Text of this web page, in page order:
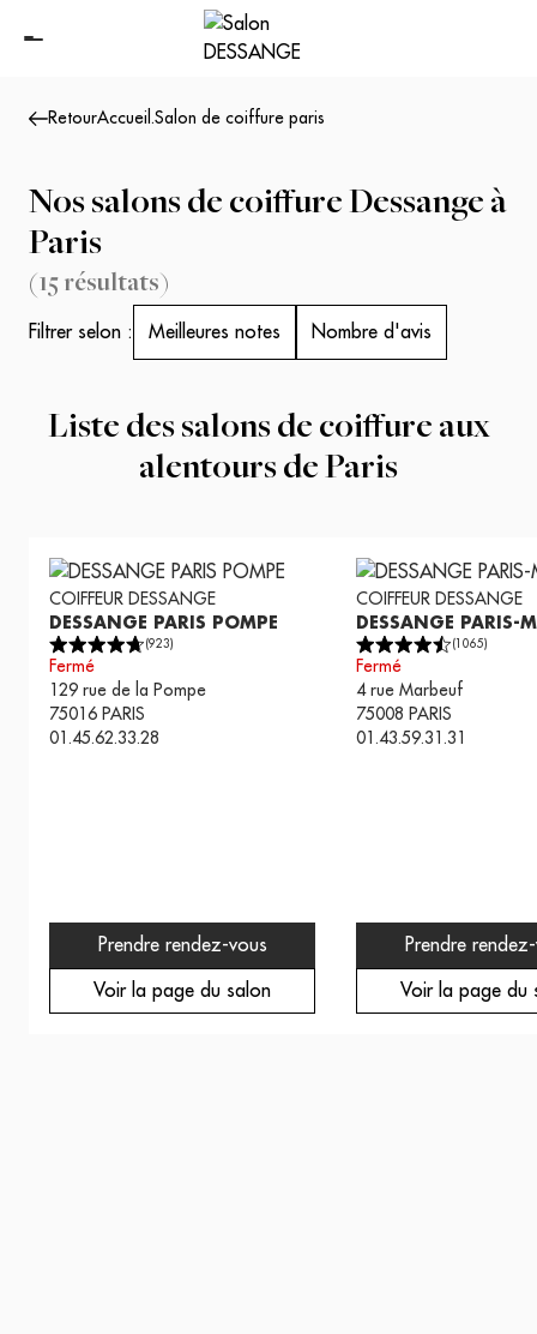
RetourAccueil .Salon de coiffure paris
Nos salons de coiffure Dessange à
Paris
(15 résultats)
Filtrer selon : Meilleures notes Nombre d'avis
Liste des salons de coiffure aux
alentours de Paris
COIFFEUR DESSANGE
DESSANGE PARIS POMPE
(923)
Fermé
129 rue de la Pompe
75016 PARIS
01.45.62.33.28
Prendre rendez-vous
Voir la page du salon
COIFFEUR DESSANGE
DESSANGE PARIS-
( 1065)
Fermé
4 rue Marbeuf
75008 PARIS
01.43.59.31.31
Prendre
Voir la page du